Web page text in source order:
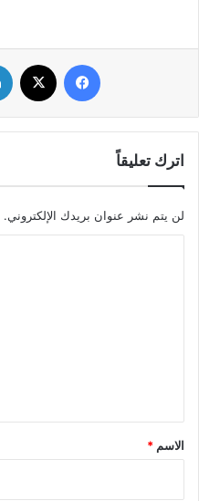
فيسبوك
اترك تعليقاً
لن يتم نشر عنوان بريدك الإلكتروني.
*
الاسم *